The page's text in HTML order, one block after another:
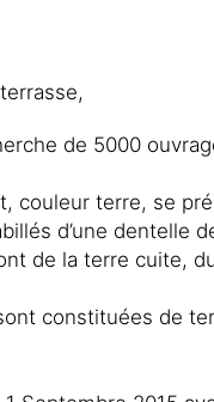
de 5000
couleur terre, se
d’une dentelle
de la terre cuite,
constituées de